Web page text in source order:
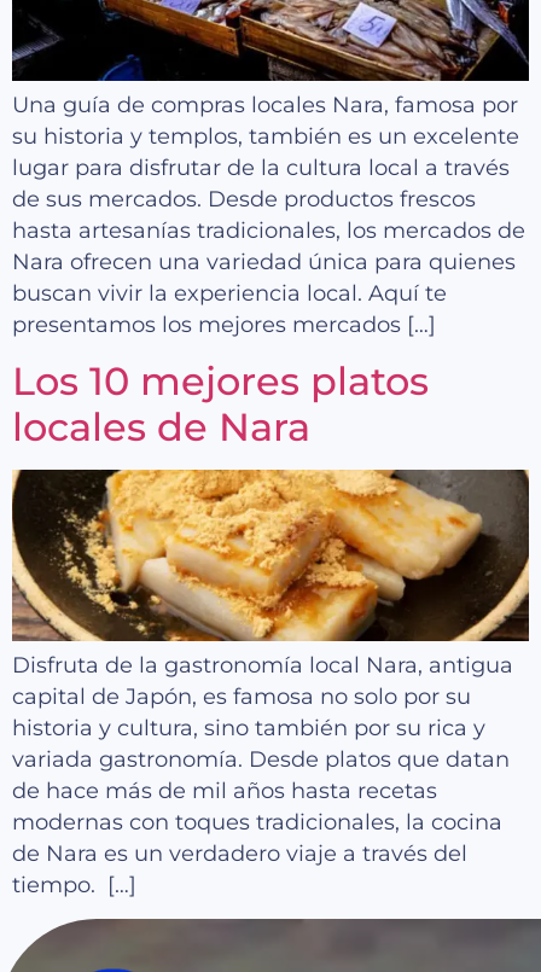
Una guía de compras locales Nara, famosa por
su historia y templos, también es un excelente
lugar para disfrutar de la cultura local a través
de sus mercados. Desde productos frescos
hasta artesanías tradicionales, los mercados de
Nara ofrecen una variedad única para quienes
buscan vivir la experiencia local. Aquí te
presentamos los mejores mercados […]
Los 10 mejores platos
locales de Nara
Disfruta de la gastronomía local Nara, antigua
capital de Japón, es famosa no solo por su
historia y cultura, sino también por su rica y
variada gastronomía. Desde platos que datan
de hace más de mil años hasta recetas
modernas con toques tradicionales, la cocina
de Nara es un verdadero viaje a través del
tiempo. […]